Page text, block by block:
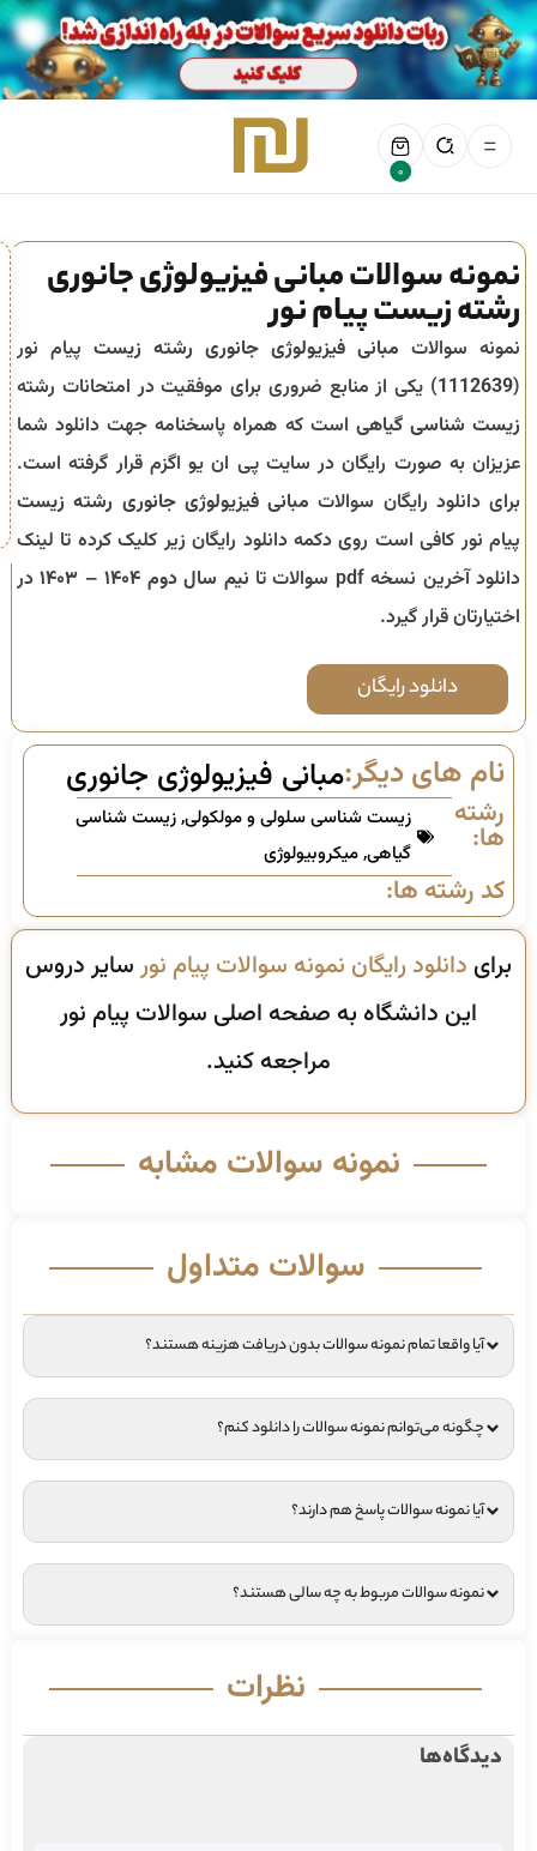
0
نمونه سوالات مبانی فیزیولوژی جانوری
رشته زیست پیام نور
نمونه سوالات مبانی فیزیولوژی جانوری رشته زیست پیام نور
(
1112639) یکی از منابع ضروری برای موفقیت در امتحانات رشته
زیست شناسی گیاهی است که همراه پاسخنامه جهت دانلود شما
عزیزان به صورت رایگان در سایت پی ان یو اگزم قرار گرفته است.
برای دانلود رایگان سوالات مبانی فیزیولوژی جانوری رشته زیست
پیام نور کافی است روی دکمه دانلود رایگان زیر کلیک کرده تا لینک
دانلود آخرین نسخه pdf سوالات تا
نیم سال دوم ۱۴۰۴ – ۱۴۰۳
در
اختیارتان قرار گیرد.
دانلود رایگان
نام های دیگر:مبانی فیزیولوژی جانوری
رشته
ها:
زیست شناسی سلولی و مولکولی,زیست شناسی
گیاهی,میکروبیولوژی
کد رشته ها:
برای دانلود رایگان نمونه سوالات پیام نورسایر دروس
این دانشگاه به صفحه اصلی سوالات پیام نور
مراجعه کنید.
نمونه سوالات مشابه
سوالات متداول
آیا واقعا تمام نمونه سوالات بدون دریافت هزینه هستند؟
چگونه می‌توانم نمونه سوالات را دانلود کنم؟
آیا نمونه سوالات پاسخ هم دارند؟
نمونه سوالات مربوط به چه سالی هستند؟
نظرات
دیدگاه‌ها